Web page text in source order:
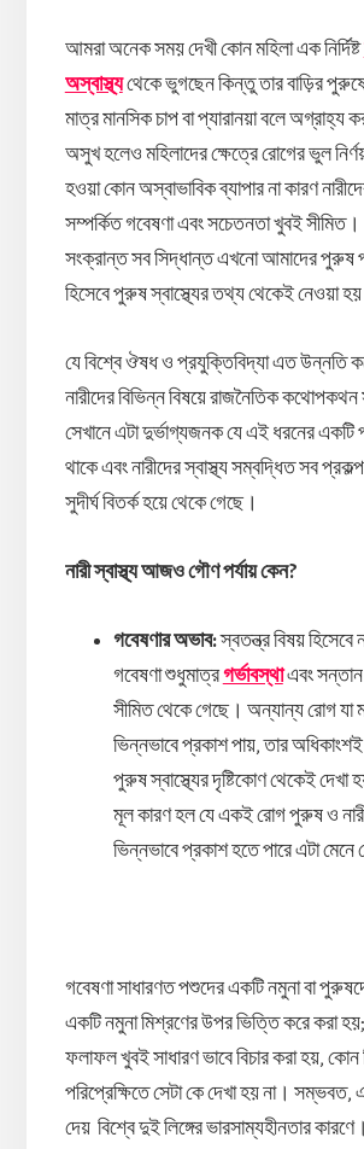
আমরা অনেক সময় দেখী কোন মহিলা এক নির্দিষ্ট
অস্বাস্থ্যথেকে ভুগছেন কিন্তু তার বাড়ির
মাত্র মানসিক চাপ বা প্যারানয়া বলে অগ্রাহ্য
অসুখ হলেও মহিলাদের ক্ষেত্রে রোগের ভুল
হওয়া কোন অস্বাভাবিক ব্যাপার না কারণ
সম্পর্কিত গবেষণা এবং সচেতনতা খুবই সীমিত।
সংক্রান্ত সব সিদ্ধান্ত এখনো আমাদের পুরুষ
হিসেবে পুরুষ স্বাস্থ্যের তথ্য থেকেই নেওয়া
যে বিশ্বে ঔষধ ও প্রযুক্তিবিদ্যা এত উন্নতি
নারীদের বিভিন্ন বিষয়ে রাজনৈতিক
সেখানে এটা দুর্ভাগ্যজনক যে এই ধরনের একটি
থাকে এবং নারীদের স্বাস্থ্য সম্বদ্ধিত সব
সুদীর্ঘ বিতর্ক হয়ে থেকে গেছে।
নারীস্বাস্থ্য আজও গৌণ পর্যায় কেন?
গবেষণার অভাব:স্বতন্ত্র বিষয় হিসেবে
গবেষণা শুধুমাত্রগর্ভাবস্থাএবং সন্তান
সীমিত থেকে গেছে। অন্যান্য রোগ যা
ভিন্নভাবে প্রকাশ পায়, তার
পুরুষ স্বাস্থ্যের দৃষ্টিকোণ থেকেই দেখা
মূল কারণ হল যে একই রোগ পুরুষ ও নারী
ভিন্নভাবে প্রকাশ হতে পারে এটা মেনে
গবেষণা সাধারণত পশুদের একটি নমুনা বা
একটি নমুনা মিশ্রণের উপর ভিত্তি করে করা
ফলাফল খুবই সাধারণ ভাবে বিচার করা হয়, কোন
পরিপ্রেক্ষিতে সেটা কে দেখা হয় না। সম্ভবত,
দেয় বিশ্বে দুই লিঙ্গের ভারসাম্যহীনতার